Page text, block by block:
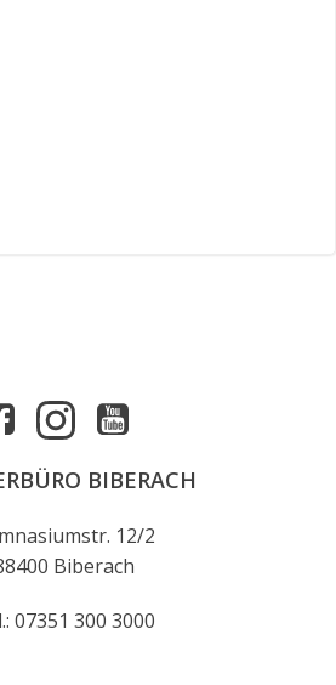
BIBERACH
12/2
Biberach
07351 300 3000